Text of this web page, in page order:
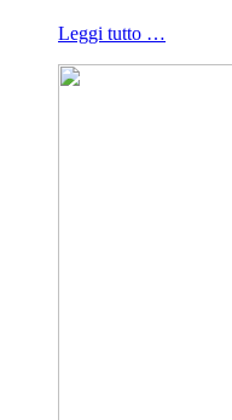
Leggi tutto …